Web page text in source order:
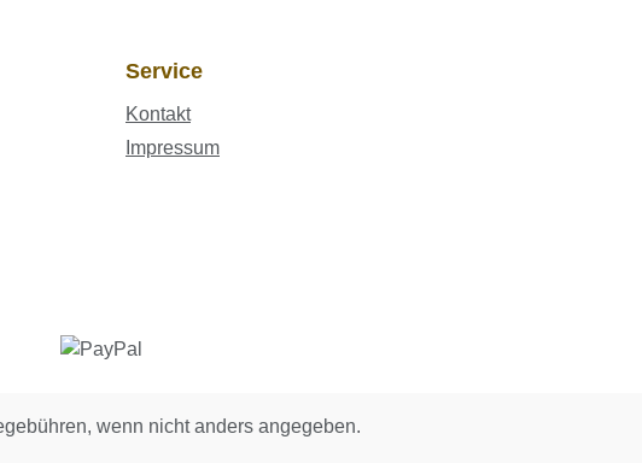
Service
Kontakt
Impressum
wenn nicht anders angegeben.